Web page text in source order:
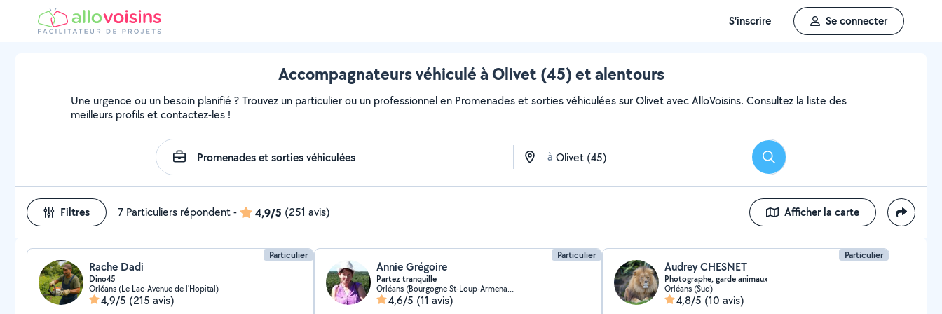
S'inscrire Se connecter
Accompagnateurs véhiculé à Olivet (45) et alentours
Une urgence ou un besoin planifié ? Trouvez un particulier ou un professionnel en Promenades et sorties véhiculées sur Olivet avec AlloVoisins. Consultez la liste des
meilleurs profils et contactez-les !
à Rechercher
Filtres 7 Particuliers répondent- 4,9/5 (251 avis) Afficher la carte
Particulier
Rache Dadi
Dino45
Orléans (Le Lac-Avenue de l'Hopital)
4,9/5 (215 avis)
Particulier
Annie Grégoire
Partez tranquille
Orléans (Bourgogne St-Loup-Armenault Châtaigniers)
4,6/5 (11 avis)
Particulier
Audrey CHESNET
Photographe, garde animaux
Orléans (Sud)
4,8/5 (10 avis)